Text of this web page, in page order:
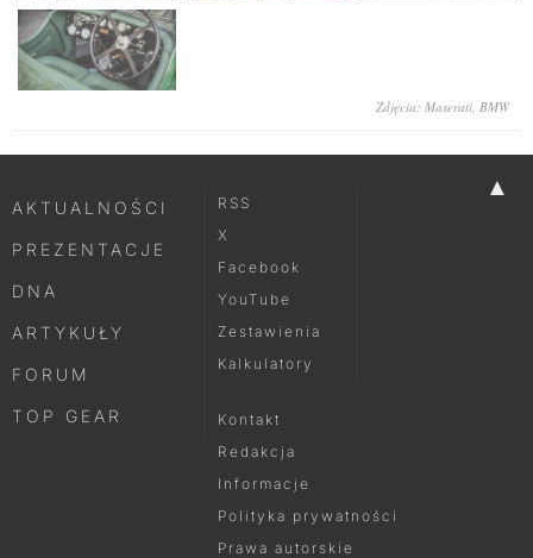
Zdjęcia: Maserati, BMW
▲
AKTUALNOŚCI
PREZENTACJE
DNA
ARTYKUŁY
FORUM
TOP GEAR
RSS
X
Facebook
YouTube
Zestawienia
Kalkulatory
Kontakt
Redakcja
Informacje
Polityka prywatności
Prawa autorskie